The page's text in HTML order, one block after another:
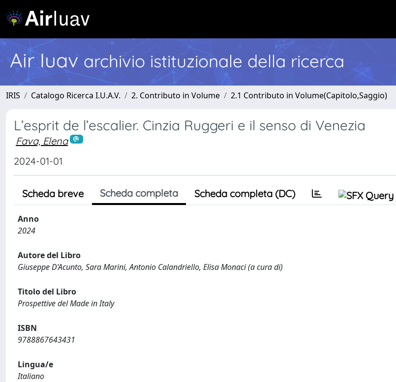
Air Iuav archivio istituzionale della ricerca
IRIS Catalogo Ricerca I.U.A.V. 2. Contributo in Volume 2.1 Contributo in Volume(Capitolo,Saggio)
L’esprit de l’escalier. Cinzia Ruggeri e il senso di Venezia
Fava, Elena
2024-01-01
Scheda breve Scheda completa Scheda completa (DC)
Anno
2024
Autore del Libro
Giuseppe D’Acunto, Sara Marini, Antonio Calandriello, Elisa Monaci (a cura di)
Titolo del Libro
Prospettive del Made in Italy
ISBN
9788867643431
Lingua/e
Italiano